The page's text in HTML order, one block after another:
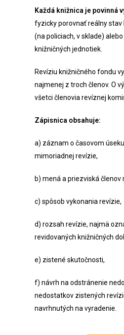
Každá knižnica je povinná
fyzicky porovnať reálny stav
(na policiach, v sklade)
knižničných jednotiek.
Revíziu knižničného fondu
najmenej z troch členov. O
všetci členovia revíznej
Zápisnica obsahuje:
a) záznam o časovom
mimoriadnej revízie,
b) mená a priezviská členov
c) spôsob vykonania revízie,
d) rozsah revízie, najmä
revidovaných knižničných
e) zistené skutočnosti,
f) návrh na odstránenie
nedostatkov zistených
navrhnutých na vyradenie.